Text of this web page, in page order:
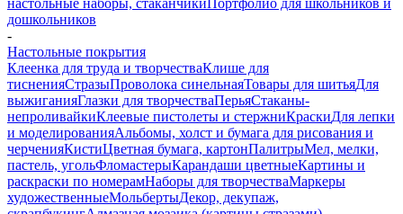
дошкольников
-
Настольные покрытия
Клеенка для труда и творчестваКлише для
тисненияСтразыПроволока синельнаяТовары для шитьяДля
выжиганияГлазки для творчестваПерьяСтаканы-
непроливайкиКлеевые пистолеты и стержниКраскиДля лепки
и моделированияАльбомы, холст и бумага для рисования и
черченияКистиЦветная бумага, картонПалитрыМел, мелки,
пастель, угольФломастерыКарандаши цветныеКартины и
раскраски по номерамНаборы для творчестваМаркеры
художественныеМольбертыДекор, декупаж,